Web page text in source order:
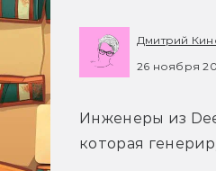
Дмитрий
26 ноября
Инженеры из
которая